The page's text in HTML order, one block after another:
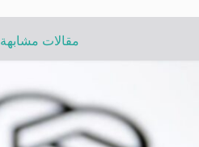
مقالات مشابهة